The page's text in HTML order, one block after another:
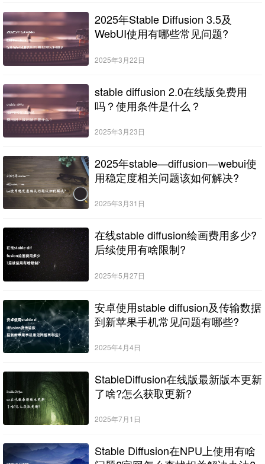
2025年Stable Diffusion 3.5及
WebUI使用有哪些常见问题?
2025年3月22日
stable diffusion 2.0在线版免费用
吗？使用条件是什么？
2025年3月23日
2025年stable—diffusion—webui使
用稳定度相关问题该如何解决?
2025年3月31日
在线stable diffusion绘画费用多少?
后续使用有啥限制?
2025年5月27日
安卓使用stable diffusion及传输数据
到新苹果手机常见问题有哪些?
2025年4月4日
StableDiffusion在线版最新版本更新
了啥?怎么获取更新?
2025年7月1日
Stable Diffusion在NPU上使用有啥